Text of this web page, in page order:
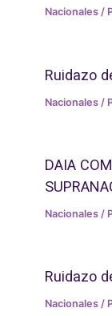
Nacionales /
Ruidazo
Nacionales /
DAIA
Nacionales /
Ruidazo
Nacionales /